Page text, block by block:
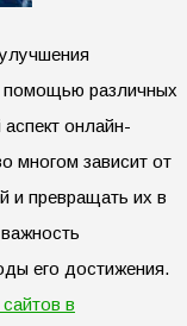
помощью различных
онлайн-
многом зависит от
и превращать их в
его достижения.
в